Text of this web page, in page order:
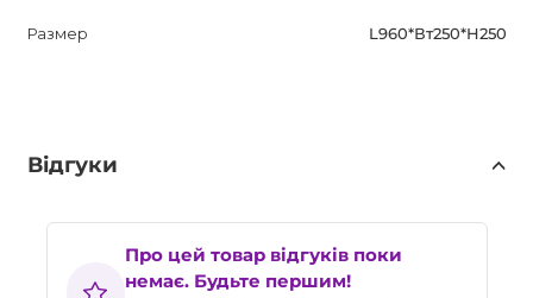
Размер L960*Вт250*H250
Відгуки
Про цей товар відгуків поки
немає. Будьте першим!